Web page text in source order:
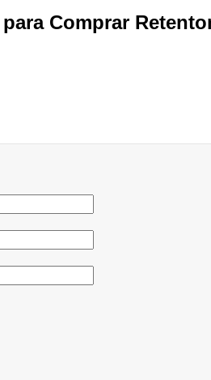
Comprar